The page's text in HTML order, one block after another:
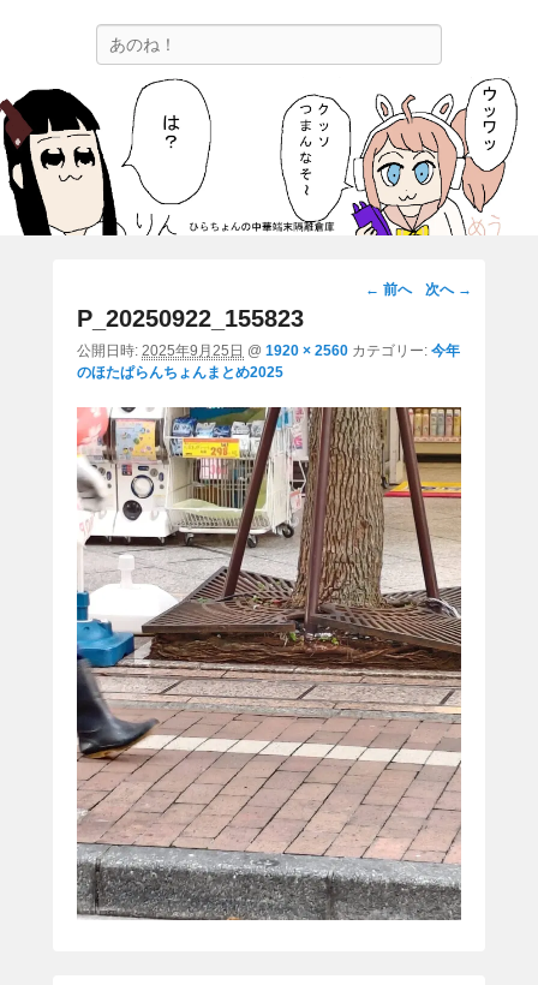
ひらちょんの中華端末隔離倉庫
ほたがページ上部にある検索バーを消してくれたサイトです。
画
ー
シ
ョ
ン
← 前へ 次へ →
P_20250922_155823
公開日時: 2025年9月25日 @ 1920 × 2560 カテゴリー: 今年
のほたぱらんちょんまとめ2025